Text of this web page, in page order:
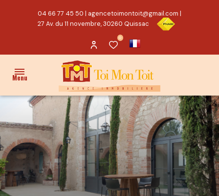
04 66 77 45 50 | agencetoimontoit@gmail.com |
27 Av. du 11 novembre, 30260 Quissac
0
Menu
ACCUEIL
VENTES
PROPRIÉTÉ/CHARME
MAISON